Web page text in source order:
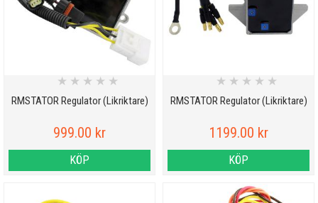
RMSTATOR Regulator (Likriktare)
★ ★ ★ ★ ★
999.00 kr
KÖP
RMSTATOR Regulator (Likriktare)
★ ★ ★ ★ ★
1199.00 kr
KÖP